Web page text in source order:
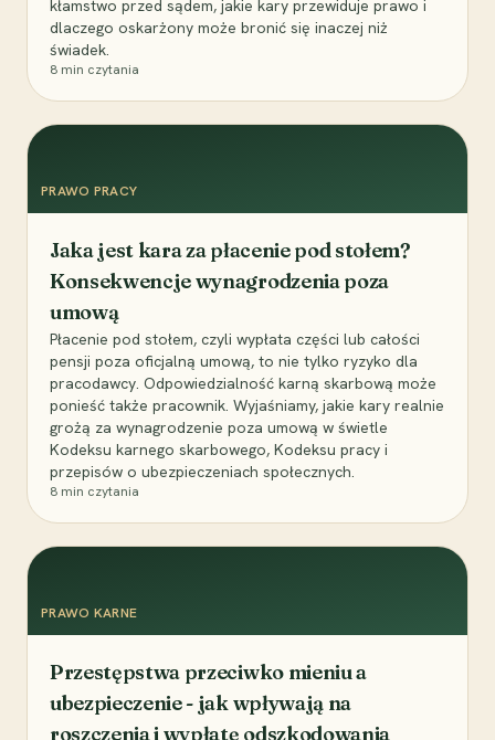
kłamstwo przed sądem, jakie kary przewiduje prawo i
dlaczego oskarżony może bronić się inaczej niż
świadek.
8 min czytania
PRAWO PRACY
Jaka jest kara za płacenie pod stołem?
Konsekwencje wynagrodzenia poza
umową
Płacenie pod stołem, czyli wypłata części lub całości
pensji poza oficjalną umową, to nie tylko ryzyko dla
pracodawcy. Odpowiedzialność karną skarbową może
ponieść także pracownik. Wyjaśniamy, jakie kary realnie
grożą za wynagrodzenie poza umową w świetle
Kodeksu karnego skarbowego, Kodeksu pracy i
przepisów o ubezpieczeniach społecznych.
8 min czytania
PRAWO KARNE
Przestępstwa przeciwko mieniu a
ubezpieczenie - jak wpływają na
roszczenia i wypłatę odszkodowania